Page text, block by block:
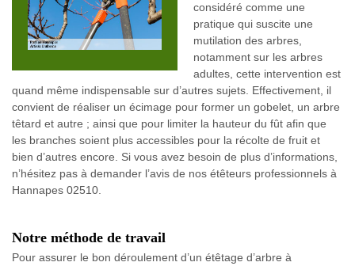
considéré comme une
pratique qui suscite une
mutilation des arbres,
notamment sur les arbres
adultes, cette intervention est
quand même indispensable sur d’autres sujets. Effectivement, il
convient de réaliser un écimage pour former un gobelet, un arbre
têtard et autre ; ainsi que pour limiter la hauteur du fût afin que
les branches soient plus accessibles pour la récolte de fruit et
bien d’autres encore. Si vous avez besoin de plus d’informations,
n’hésitez pas à demander l’avis de nos étêteurs professionnels à
Hannapes 02510.
Notre méthode de travail
Pour assurer le bon déroulement d’un étêtage d’arbre à